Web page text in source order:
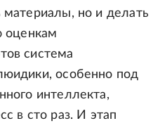
материалы, но и делать
оценкам
система
особенно под
интеллекта,
в сто раз. И этап